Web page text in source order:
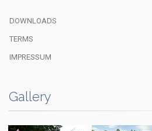
DOWNLOADS
TERMS
IMPRESSUM
Gallery